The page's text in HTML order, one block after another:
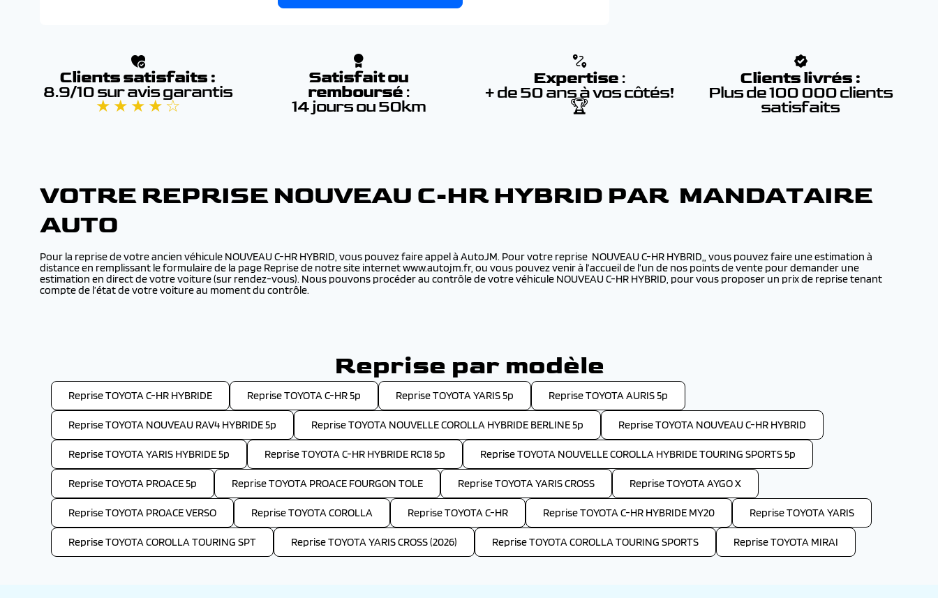
Clients satisfaits :
8.9/10 sur avis garantis
★ ★ ★ ★ ☆
Satisfait ou
remboursé :
14 jours ou 50km
Expertise :
+ de 50 ans à vos côtés!
🏆
Clients livrés :
Plus de 100 000 clients
satisfaits
VOTRE REPRISE NOUVEAU C-HR HYBRID PAR MANDATAIRE
AUTO
Pour la reprise de votre ancien véhicule NOUVEAU C-HR HYBRID, vous pouvez faire appel à AutoJM. Pour votre reprise NOUVEAU C-HR HYBRID,, vous pouvez faire une estimation à
distance en remplissant le formulaire de la page Reprise de notre site internet www.autojm.fr, ou vous pouvez venir à l’accueil de l’un de nos points de vente pour demander une
estimation en direct de votre voiture (sur rendez-vous). Nous pouvons procéder au contrôle de votre véhicule NOUVEAU C-HR HYBRID, pour vous proposer un prix de reprise tenant
compte de l’état de votre voiture au moment du contrôle.
Reprise par modèle
Reprise TOYOTA C-HR HYBRIDE Reprise TOYOTA C-HR 5p Reprise TOYOTA YARIS 5p Reprise TOYOTA AURIS 5p
Reprise TOYOTA NOUVEAU RAV4 HYBRIDE 5p Reprise TOYOTA NOUVELLE COROLLA HYBRIDE BERLINE 5p Reprise TOYOTA NOUVEAU C-HR HYBRID
Reprise TOYOTA YARIS HYBRIDE 5p Reprise TOYOTA C-HR HYBRIDE RC18 5p Reprise TOYOTA NOUVELLE COROLLA HYBRIDE TOURING SPORTS 5p
Reprise TOYOTA PROACE 5p Reprise TOYOTA PROACE FOURGON TOLE Reprise TOYOTA YARIS CROSS Reprise TOYOTA AYGO X
Reprise TOYOTA PROACE VERSO Reprise TOYOTA COROLLA Reprise TOYOTA C-HR Reprise TOYOTA C-HR HYBRIDE MY20 Reprise TOYOTA YARIS
Reprise TOYOTA COROLLA TOURING SPT Reprise TOYOTA YARIS CROSS (2026) Reprise TOYOTA COROLLA TOURING SPORTS Reprise TOYOTA MIRAI